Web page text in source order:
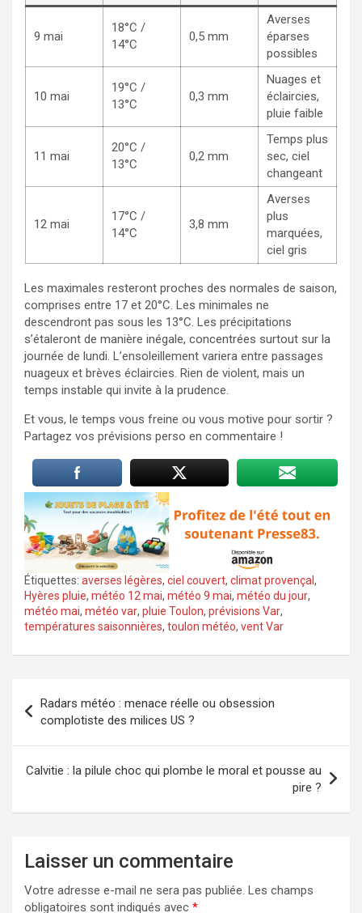
9 mai
18°C /
14°C
0,5 mm
Averses
éparses
possibles
10 mai
19°C /
13°C
0,3 mm
Nuages et
éclaircies,
pluie faible
11 mai
20°C /
13°C
0,2 mm
Temps plus
sec, ciel
changeant
12 mai
17°C /
14°C
3,8 mm
Averses
plus
marquées,
ciel gris
Les maximales resteront proches des normales de saison,
comprises entre 17 et 20°C. Les minimales ne
descendront pas sous les 13°C. Les précipitations
s’étaleront de manière inégale, concentrées surtout sur la
journée de lundi. L’ensoleillement variera entre passages
nuageux et brèves éclaircies. Rien de violent, mais un
temps instable qui invite à la prudence.
Et vous, le temps vous freine ou vous motive pour sortir ?
Partagez vos prévisions perso en commentaire !
Étiquettes: averses légères, ciel couvert, climat provençal ,
Hyères pluie, météo 12 mai, météo 9 mai, météo du jour,
météo mai, météo var, pluie Toulon, prévisions Var,
températures saisonnières, toulon météo, vent Var
de
l’article
Radars météo : menace réelle ou obsession
complotiste des milices US ?
Calvitie : la pilule choc qui plombe le moral et pousse au
pire ?
Laisser un commentaire
Votre adresse e-mail ne sera pas publiée. Les champs
obligatoires sont indiqués avec *